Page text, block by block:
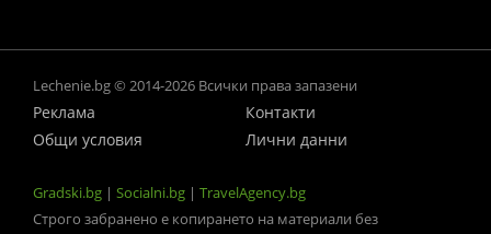
Lechenie.bg © 2014-2026 Всички права запазени
Реклама
Контакти
Общи условия
Лични данни
Gradski.bg | Socialni.bg | TravelAgency.bg
Строго забранено е копирането на материали без